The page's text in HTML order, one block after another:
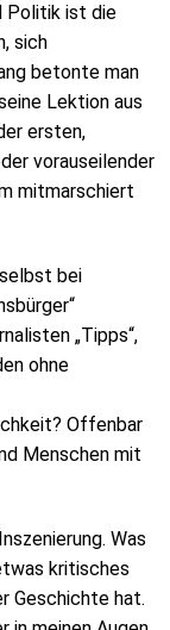
Politik ist die
sich
betonte man
Lektion aus
ersten,
vorauseilender
mitmarschiert
bei
„Tipps“,
ohne
Offenbar
Menschen mit
Was
kritisches
Geschichte hat.